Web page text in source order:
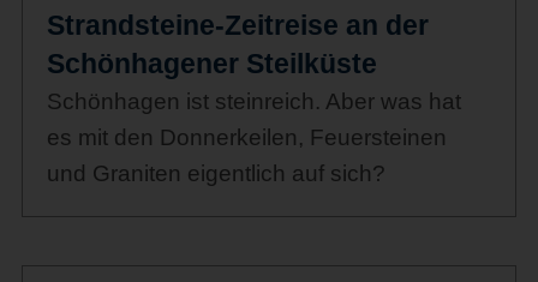
Strandsteine-Zeitreise an der
Schönhagener Steilküste
Schönhagen ist steinreich. Aber was hat
es mit den Donnerkeilen, Feuersteinen
und Graniten eigentlich auf sich?